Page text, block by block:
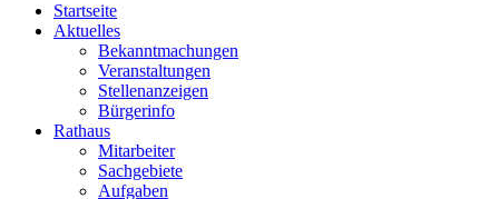
Startseite
Aktuelles
Bekanntmachungen
Veranstaltungen
Stellenanzeigen
Bürgerinfo
Rathaus
Mitarbeiter
Sachgebiete
Aufgaben